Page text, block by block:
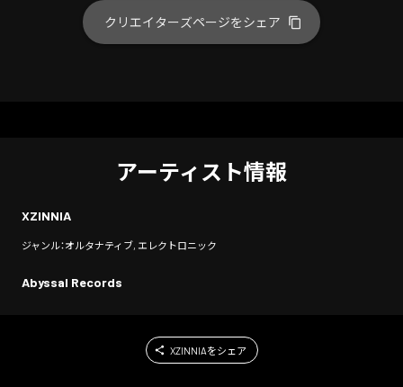
クリエイターズページをシェア
アーティスト情報
XZINNIA
ジャンル：オルタナティブ, エレクトロニック
Abyssal Records
XZINNIAをシェア